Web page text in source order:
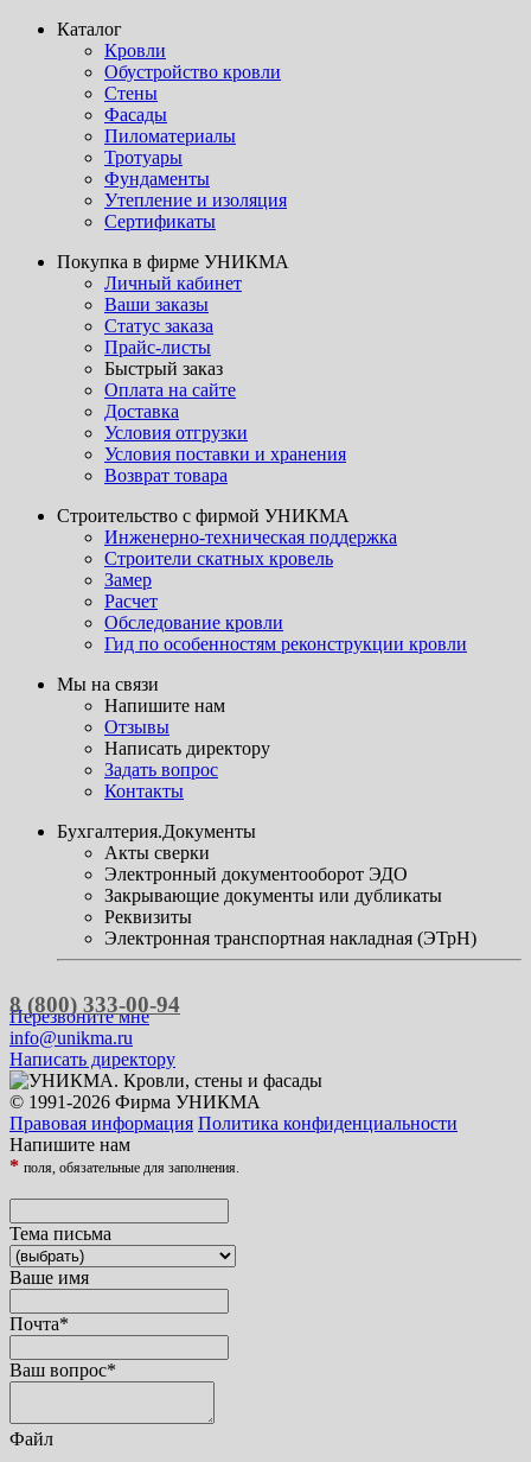
Каталог
Кровли
Обустройство кровли
Стены
Фасады
Пиломатериалы
Тротуары
Фундаменты
Утепление и изоляция
Сертификаты
Покупка в фирме УНИКМА
Личный кабинет
Ваши заказы
Статус заказа
Прайс-листы
Быстрый заказ
Оплата на сайте
Доставка
Условия отгрузки
Условия поставки и хранения
Возврат товара
Строительство с фирмой УНИКМА
Инженерно-техническая поддержка
Строители скатных кровель
Замер
Расчет
Обследование кровли
Гид по особенностям реконструкции кровли
Мы на связи
Напишите нам
Отзывы
Написать директору
Задать вопрос
Контакты
Бухгалтерия.Документы
Акты сверки
Электронный документооборот ЭДО
Закрывающие документы или дубликаты
Реквизиты
Электронная транспортная накладная (ЭТрН)
8 (800) 333-00-94
Перезвоните мне
info@unikma.ru
Написать директору
© 1991-2026 Фирма УНИКМА
Правовая информация Политика конфиденциальности
Напишите нам
* поля, обязательные для заполнения.
Тема письма
Ваше имя
Почта*
Ваш вопрос*
Файл